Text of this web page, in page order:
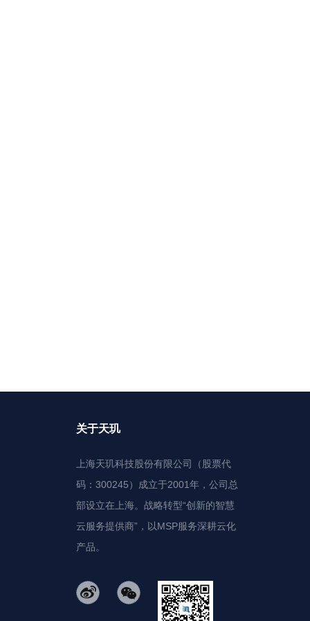
关于天玑
上海天玑科技股份有限公司（股票代
码：300245）成立于2001年，公司总
部设立在上海。战略转型“创新的智慧
云服务提供商”，以MSP服务深耕云化
产品。